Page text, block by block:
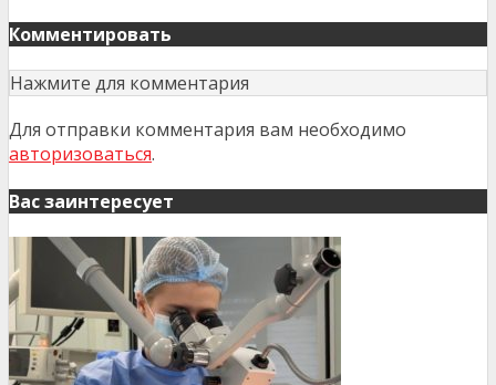
Комментировать
Нажмите для комментария
Для отправки комментария вам необходимо
авторизоваться.
Вас заинтересует